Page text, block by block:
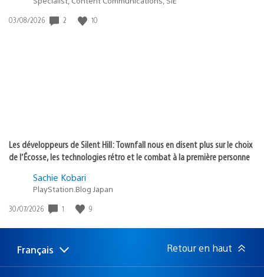
Date
03/08/2026 2 10
Les développeurs de Silent Hill: Townfall nous en disent plus sur le choix
de l’Écosse, les technologies rétro et le combat à la première personne
Sachie Kobari
PlayStation.Blog Japan
Date
publication
30/07/2026 1 9
Choisir
une
Région
actuelle
Français Retour en haut